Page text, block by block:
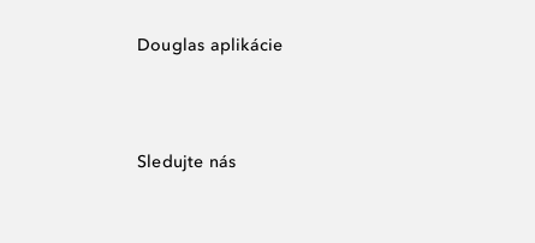
Douglas aplikácie
Sledujte nás